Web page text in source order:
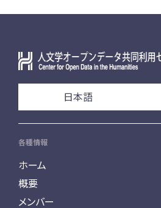
日本語
各種情報
ホーム
概要
メンバー